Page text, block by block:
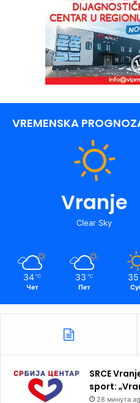
VREMENSKA
Vranje
Clear Sky
34 ℃
Чет
33 ℃
Пет
35
SRCE
sport:
28 минута